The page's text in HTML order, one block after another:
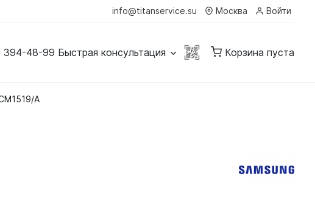
info@titanservice.su Москва Войти
394-48-99 Быстрая консультация Корзина пуста
A